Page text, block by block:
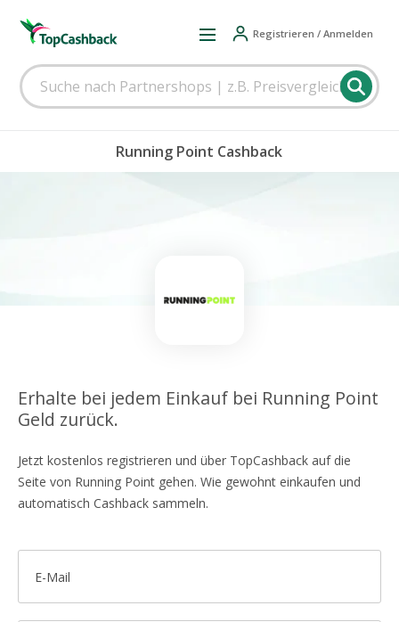
Registrieren / Anmelden
Running Point Cashback
Erhalte bei jedem Einkauf bei Running Point
Geld zurück.
Jetzt kostenlos registrieren und über TopCashback auf die
Seite von Running Point gehen. Wie gewohnt einkaufen und
automatisch Cashback sammeln.
E-Mail